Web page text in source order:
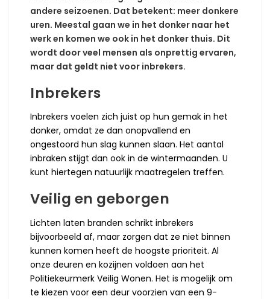
andere seizoenen. Dat betekent: meer donkere
uren. Meestal gaan we in het donker naar het
werk en komen we ook in het donker thuis. Dit
wordt door veel mensen als onprettig ervaren,
maar dat geldt niet voor inbrekers.
Inbrekers
Inbrekers voelen zich juist op hun gemak in het
donker, omdat ze dan onopvallend en
ongestoord hun slag kunnen slaan. Het aantal
inbraken stijgt dan ook in de wintermaanden. U
kunt hiertegen natuurlijk maatregelen treffen.
Veilig en geborgen
Lichten laten branden schrikt inbrekers
bijvoorbeeld af, maar zorgen dat ze niet binnen
kunnen komen heeft de hoogste prioriteit. Al
onze deuren en kozijnen voldoen aan het
Politiekeurmerk Veilig Wonen. Het is mogelijk om
te kiezen voor een deur voorzien van een 9-